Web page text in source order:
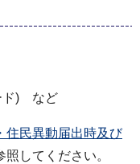
ド) など
住民異動届出時及び
照してください。